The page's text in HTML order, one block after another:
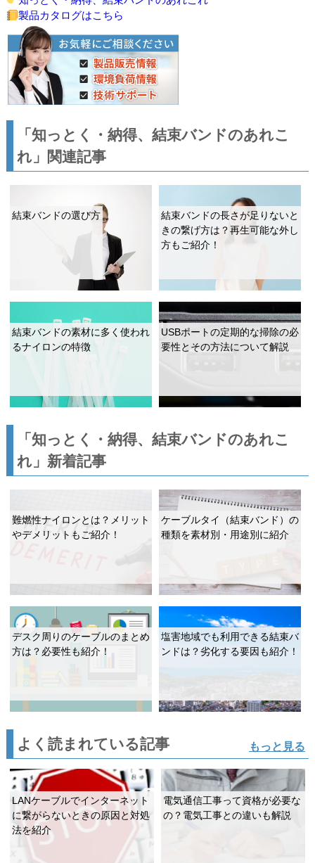
製品カタログはこちら
「知っとく・納得、結束バンドのあれこ
れ」関連記事
結束バンドの選び方
結束バンドの長さが足りないと
きの繋げ方は？再生可能な外し
方もご紹介！
結束バンドの素材に多く使われ
るナイロンの特徴
USBポートの定期的な掃除の必
要性とその方法について解説
「知っとく・納得、結束バンドのあれこ
れ」新着記事
難燃性ナイロンとは？メリット
やデメリットもご紹介！
ケーブルタイ（結束バンド）の
種類を素材別・用途別に紹介
デスク周りのケーブルのまとめ
方は？必要性も紹介！
塩害地域でも利用できる結束バ
ンドは？劣化する要因も紹介！
よく読まれている記事 もっと見る
LANケーブルでインターネット
に繋がらないときの原因と対処
法を紹介
電気通信工事って資格が必要な
の？電気工事との違いも解説